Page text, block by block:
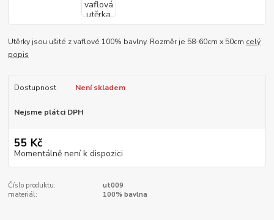
Utěrky jsou ušité z vaflové 100% bavlny. Rozměr je 58-60cm x 50cm celý
popis
Dostupnost Není skladem
Nejsme plátci DPH
55 Kč
Momentálně není k dispozici
Číslo produktu:
ut009
materiál:
100% bavlna